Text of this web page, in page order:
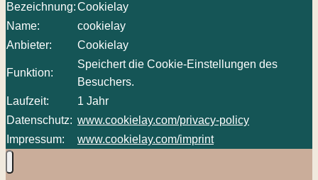
Bezeichnung:Cookielay
Name:
cookielay
Anbieter:
Cookielay
Funktion:
Speichert die Cookie-Einstellungen des
Besuchers.
Laufzeit:
1 Jahr
Datenschutz: www.cookielay.com/privacy-policy
Impressum:
www.cookielay.com/imprint